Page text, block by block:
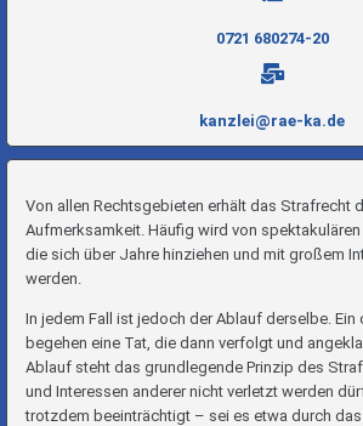
0721 680274-20
kanzlei@rae-ka.de
Von allen Rechtsgebieten erhält das Strafrecht
Aufmerksamkeit. Häufig wird von
die sich über Jahre hinziehen und mit großem
werden.
In jedem Fall ist jedoch der Ablauf derselbe. Ein
begehen eine Tat, die dann verfolgt und
Ablauf steht das grundlegende Prinzip des
und Interessen anderer nicht verletzt werden
trotzdem beeinträchtigt – sei es etwa durch das